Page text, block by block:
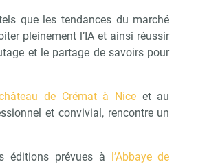
que les tendances du marché
pleinement l’IA et ainsi réussir
et le partage de savoirs pour
de Crémat à Nice et au
et convivial, rencontre un
éditions prévues à l’Abbaye de